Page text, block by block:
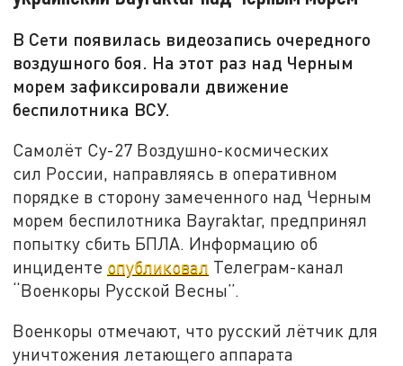
В Сети появилась видеозапись очередного
воздушного боя. На этот раз над Черным
морем зафиксировали движение
беспилотника ВСУ.
Самолёт Су-27 Воздушно-космических
сил России, направляясь в оперативном
порядке в сторону замеченного над Черным
морем беспилотника Bayraktar, предпринял
попытку сбить БПЛА. Информацию об
инциденте опубликовал Телеграм-канал
“Военкоры Русской Весны”.
Военкоры отмечают, что русский лётчик для
уничтожения летающего аппарата